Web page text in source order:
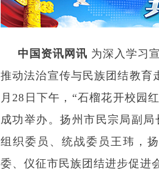
中国资讯网讯 为深入学习
推动法治宣传与民族团结教育
月28日下午，“石榴花开校园
成功举办。扬州市民宗局副
组织委员、统战委员王玮，
委、仪征市民族团结进步促进